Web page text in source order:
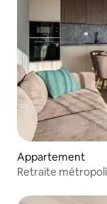
Appartement
Retraite